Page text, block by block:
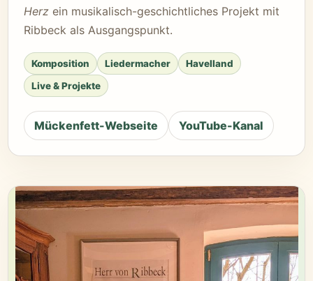
Herz ein musikalisch-geschichtliches Projekt mit
Ribbeck als Ausgangspunkt.
Komposition Liedermacher
Havelland
Live & Projekte
Mückenfett-Webseite YouTube-Kanal